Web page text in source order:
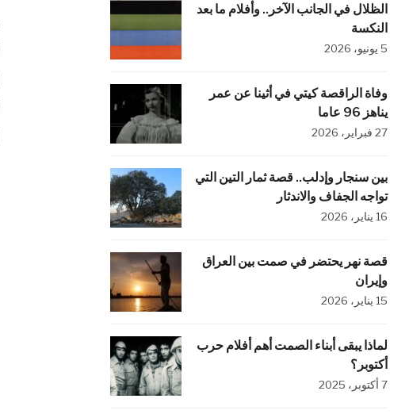
الظلال في الجانب الآخر.. وأفلام ما بعد
النكسة
5 يونيو، 2026
وفاة الراقصة كيتي في أثينا عن عمر
يناهز 96 عاما
27 فبراير، 2026
بين سنجار وإدلب.. قصة ثمار التين التي
تواجه الجفاف والاندثار
16 يناير، 2026
قصة نهر يحتضر في صمت بين العراق
وإيران
15 يناير، 2026
لماذا يبقى أبناء الصمت أهم أفلام حرب
أكتوبر؟
7 أكتوبر، 2025